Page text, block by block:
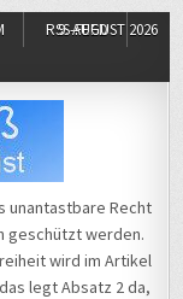
RSS-FEED
9. AUGUST 2026
unantastbare Recht
geschützt werden.
wird im Artikel
legt Absatz 2 da,